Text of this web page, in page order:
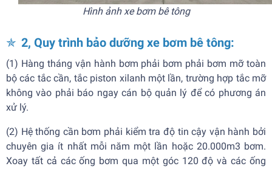
Hình ảnh xe bơm bê tông
✯ 2, Quy trình bảo dưỡng xe bơm bê tông:
(1) Hàng tháng vận hành bơm phải bơm phải bơm mỡ toàn
bộ các tắc cần, tắc piston xilanh một lần, trường hợp tắc mỡ
không vào phải báo ngay cán bộ quản lý để có phương án
xử lý.
(2) Hệ thống cần bơm phải kiểm tra độ tin cậy vận hành bởi
chuyên gia ít nhất mỗi năm một lần hoặc 20.000m3 bơm.
Xoay tất cả các ống bơm qua một góc 120 độ và các ống